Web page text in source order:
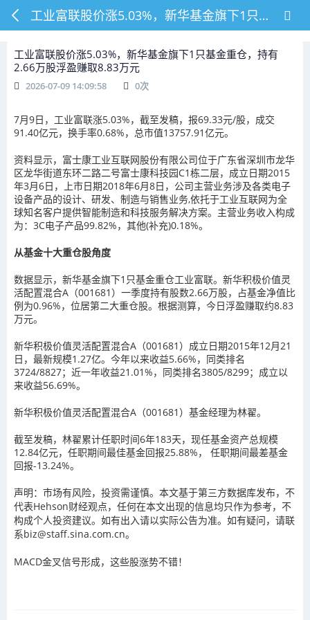
工业富联股价涨5.03%，新华基金旗下1只基金重仓，持有2.66万股浮盈赚取8.83万元
工业富联股价涨5.03%，新华基金旗下1只基金重仓，持有
2.66万股浮盈赚取8.83万元
2026-07-09 14:09:58 0次
7月9日，工业富联涨5.03%，截至发稿，报69.33元/股，成交
91.40亿元，换手率0.68%，总市值13757.91亿元。
资料显示，富士康工业互联网股份有限公司位于广东省深圳市龙华
区龙华街道东环二路二号富士康科技园C1栋二层，成立日期2015
年3月6日，上市日期2018年6月8日，公司主营业务涉及各类电子
设备产品的设计、研发、制造与销售业务,依托于工业互联网为全
球知名客户提供智能制造和科技服务解决方案。主营业务收入构成
为：3C电子产品99.82%，其他(补充)0.18%。
从基金十大重仓股角度
数据显示，新华基金旗下1只基金重仓工业富联。新华积极价值灵
活配置混合A（001681）一季度持有股数2.66万股，占基金净值比
例为0.96%，位居第二大重仓股。根据测算，今日浮盈赚取约8.83
万元。
新华积极价值灵活配置混合A（001681）成立日期2015年12月21
日，最新规模1.27亿。今年以来收益5.66%，同类排名
3724/8827；近一年收益21.01%，同类排名3805/8299；成立以
来收益56.69%。
新华积极价值灵活配置混合A（001681）基金经理为林翟。
截至发稿，林翟累计任职时间6年183天，现任基金资产总规模
12.84亿元，任职期间最佳基金回报25.88%， 任职期间最差基金
回报-13.24%。
声明：市场有风险，投资需谨慎。本文基于第三方数据库发布，不
代表Hehson财经观点，任何在本文出现的信息均只作为参考，不
构成个人投资建议。如有出入请以实际公告为准。如有疑问，请联
系biz@staff.sina.com.cn。
MACD金叉信号形成，这些股涨势不错！